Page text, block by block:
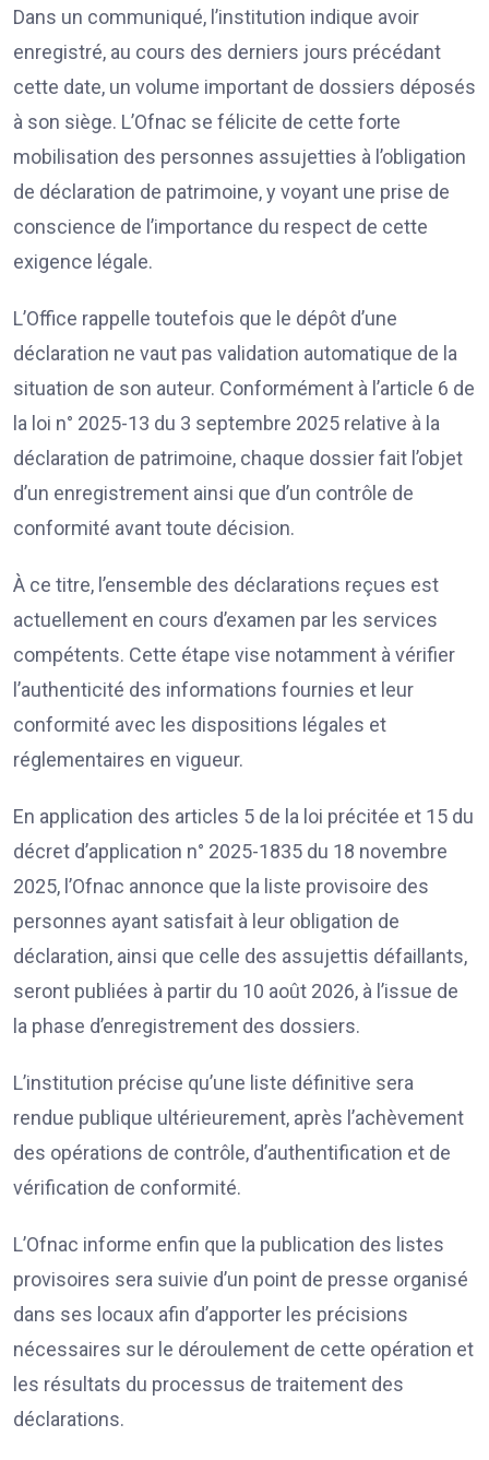
Dans un communiqué, l’institution indique avoir
enregistré, au cours des derniers jours précédant
cette date, un volume important de dossiers déposés
à son siège. L’Ofnac se félicite de cette forte
mobilisation des personnes assujetties à l’obligation
de déclaration de patrimoine, y voyant une prise de
conscience de l’importance du respect de cette
exigence légale.
L’Office rappelle toutefois que le dépôt d’une
déclaration ne vaut pas validation automatique de la
situation de son auteur. Conformément à l’article 6 de
la loi n° 2025-13 du 3 septembre 2025 relative à la
déclaration de patrimoine, chaque dossier fait l’objet
d’un enregistrement ainsi que d’un contrôle de
conformité avant toute décision.
À ce titre, l’ensemble des déclarations reçues est
actuellement en cours d’examen par les services
compétents. Cette étape vise notamment à vérifier
l’authenticité des informations fournies et leur
conformité avec les dispositions légales et
réglementaires en vigueur.
En application des articles 5 de la loi précitée et 15 du
décret d’application n° 2025-1835 du 18 novembre
2025, l’Ofnac annonce que la liste provisoire des
personnes ayant satisfait à leur obligation de
déclaration, ainsi que celle des assujettis défaillants,
seront publiées à partir du 10 août 2026, à l’issue de
la phase d’enregistrement des dossiers.
L’institution précise qu’une liste définitive sera
rendue publique ultérieurement, après l’achèvement
des opérations de contrôle, d’authentification et de
vérification de conformité.
L’Ofnac informe enfin que la publication des listes
provisoires sera suivie d’un point de presse organisé
dans ses locaux afin d’apporter les précisions
nécessaires sur le déroulement de cette opération et
les résultats du processus de traitement des
déclarations.